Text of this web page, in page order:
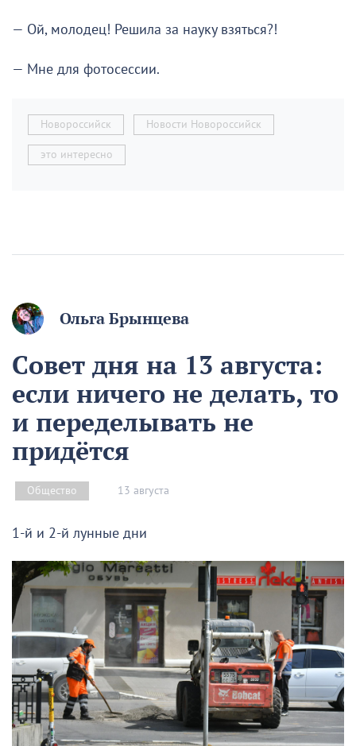
— Ой, молодец! Решила за науку взяться?!
— Мне для фотосессии.
Новороссийск Новости Новороссийск
это интересно
Ольга Брынцева
Совет дня на 13 августа:
если ничего не делать, то
и переделывать не
придётся
Общество 13 августа
1-й и 2-й лунные дни